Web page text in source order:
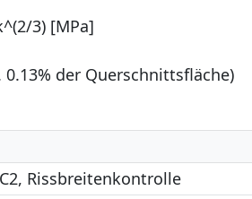
3) [MPa]
der Querschnittsfläche)
Rissbreitenkontrolle